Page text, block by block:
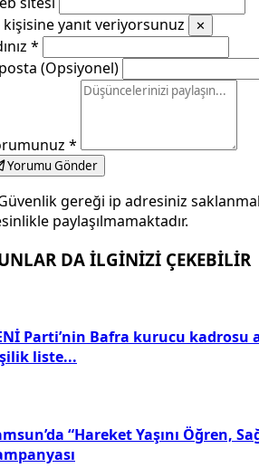
kişisine yanıt veriyorsunuz
✕
*
(Opsiyonel)
*
Yorumu Gönder
gereği ip adresiniz
paylaşılmamaktadır.
DA İLGİNİZİ ÇEKEBİLİR
Parti’nin Bafra kurucu kadrosu
liste...
“Hareket Yaşını Öğren,